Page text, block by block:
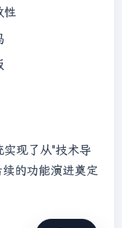
性
现了从"技术导
的功能演进奠定